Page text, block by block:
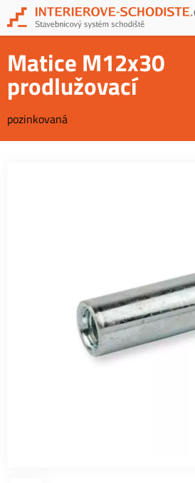
Matice M12x30
prodlužovací
pozinkovaná